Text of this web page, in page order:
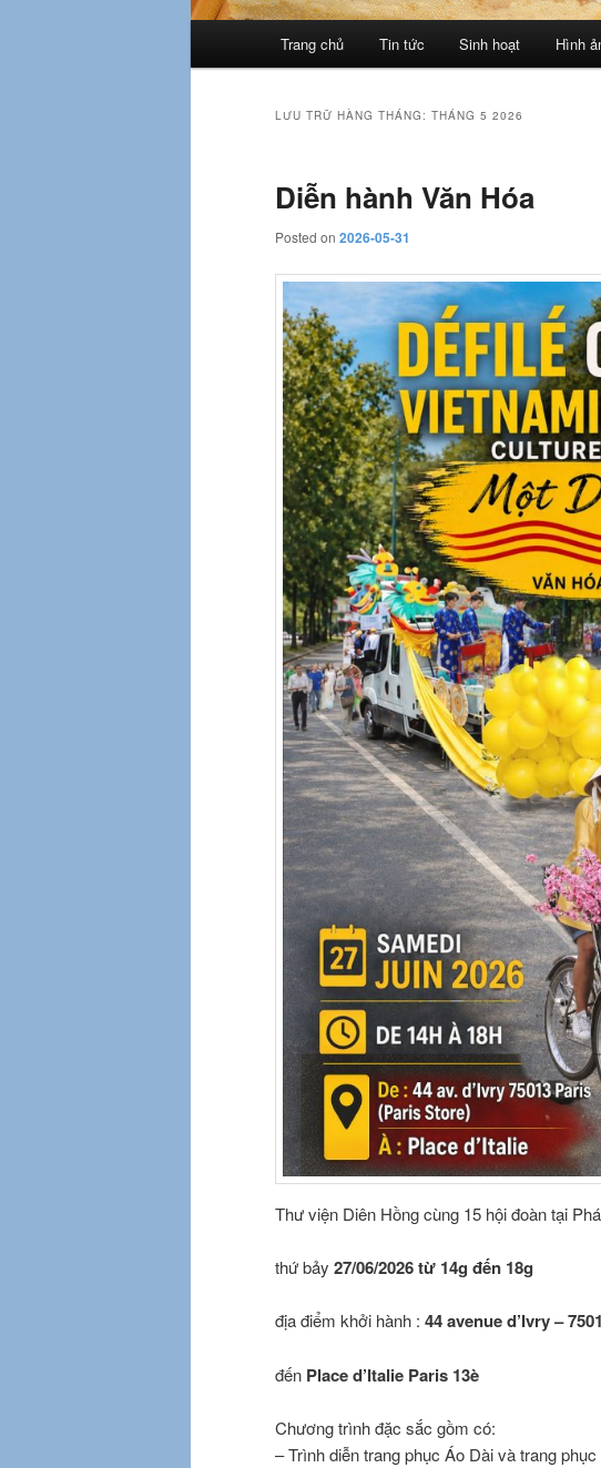
Trang chủ Tin tức Sinh hoạt Hình
LƯU TRỮ HÀNG THÁNG: THÁNG 5 2026
Diễn hành Văn Hóa
Posted on 2026-05-31
Thư viện Diên Hồng cùng 15 hội đoàn tại
thứ bảy 27/06/2026 từ 14g đến 18g
địa điểm khởi hành : 44 avenue d’Ivry –
đến Place d’Italie Paris 13è
Chương trình đặc sắc gồm có:
– Trình diễn trang phục Áo Dài và trang